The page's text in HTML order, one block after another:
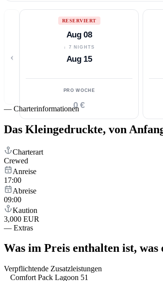
‹
RESERVIERT
Aug 08
↓ 7 NIGHTS
Aug 15
PRO WOCHE
0 €
— Charterinformationen
Das Kleingedruckte, von
Charterart
Crewed
Anreise
17:00
Abreise
09:00
Kaution
3,000 EUR
— Extras
Was im Preis enthalten ist, was
Verpflichtende Zusatzleistungen
Comfort Pack Lagoon 51